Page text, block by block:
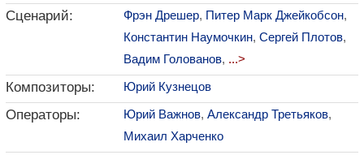
Сценарий: Фрэн Дрешер, Питер Марк Джейкобсон,
Константин Наумочкин, Сергей Плотов,
Вадим Голованов, ...>
Композиторы: Юрий Кузнецов
Операторы: Юрий Важнов, Александр Третьяков,
Михаил Харченко